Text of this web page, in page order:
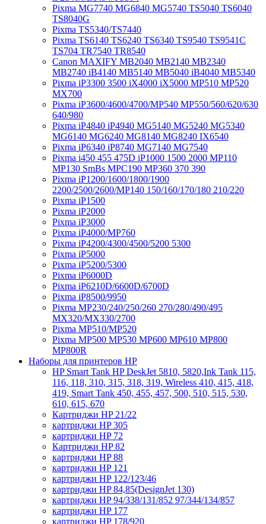
Pixma MG7740 MG6840 MG5740 TS5040 TS6040
TS8040G
Pixma TS5340/TS7440
Pixma TS6140 TS6240 TS6340 TS9540 TS9541C
TS704 TR7540 TR8540
Canon MAXIFY MB2040 MB2140 MB2340
MB2740 iB4140 MB5140 MB5040 iB4040 MB5340
Pixma iP3300 3500 iX4000 iX5000 MP510 MP520
MX700
Pixma iP3600/4600/4700/MP540 MP550/560/620/630
640/980
Pixma iP4840 iP4940 MG5140 MG5240 MG5340
MG6140 MG6240 MG8140 MG8240 IX6540
Pixma iP6340 iP8740 MG7140 MG7540
Pixma i450 455 475D iP1000 1500 2000 MP110
MP130 SmBs MPC190 MP360 370 390
Pixma iP1200/1600/1800/1900
2200/2500/2600/MP140 150/160/170/180 210/220
Pixma iP1500
Pixma iP2000
Pixma iP3000
Pixma iP4000/MP760
Pixma iP4200/4300/4500/5200 5300
Pixma iP5000
Pixma iP5200/5300
Pixma iP6000D
Pixma iP6210D/6600D/6700D
Pixma iP8500/9950
Pixma MP230/240/250/260 270/280/490/495
MX320/MX330/2700
Pixma MP510/MP520
Pixma MP500 MP530 MP600 MP610 MP800
MP800R
Наборы для принтеров HP
HP Smart Tank HP DeskJet 5810, 5820,Ink Tank 115,
116, 118, 310, 315, 318, 319, Wireless 410, 415, 418,
419, Smart Tank 450, 455, 457, 500, 510, 515, 530,
610, 615, 670
Картриджи HP 21/22
картриджи HP 305
картриджи HP 72
Картриджи HP 82
картриджи HP 88
картриджи HP 121
картриджи HP 122/123/46
картриджи HP 84,85(DesignJet 130)
картриджи HP 94/338/131/852 97/344/134/857
картриджи HP 177
картриджи HP 178/920